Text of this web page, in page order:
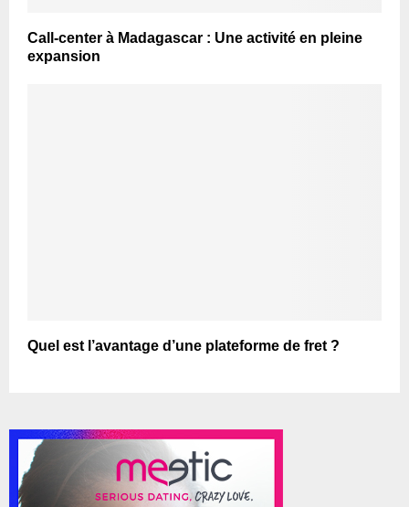
Call-center à Madagascar : Une activité en pleine
expansion
Quel est l’avantage d’une plateforme de fret ?